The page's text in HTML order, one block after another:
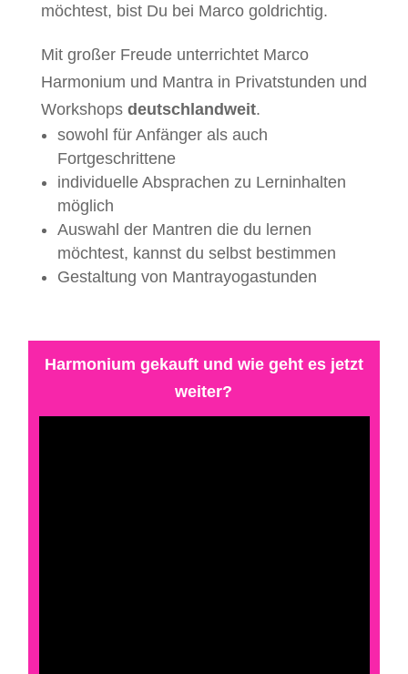
möchtest, bist Du bei Marco goldrichtig.
Mit großer Freude unterrichtet Marco
Harmonium und Mantra in Privatstunden und
Workshops deutschlandweit.
sowohl für Anfänger als auch
Fortgeschrittene
individuelle Absprachen zu Lerninhalten
möglich
Auswahl der Mantren die du lernen
möchtest, kannst du selbst bestimmen
Gestaltung von Mantrayogastunden
Harmonium gekauft und wie geht es jetzt
weiter?